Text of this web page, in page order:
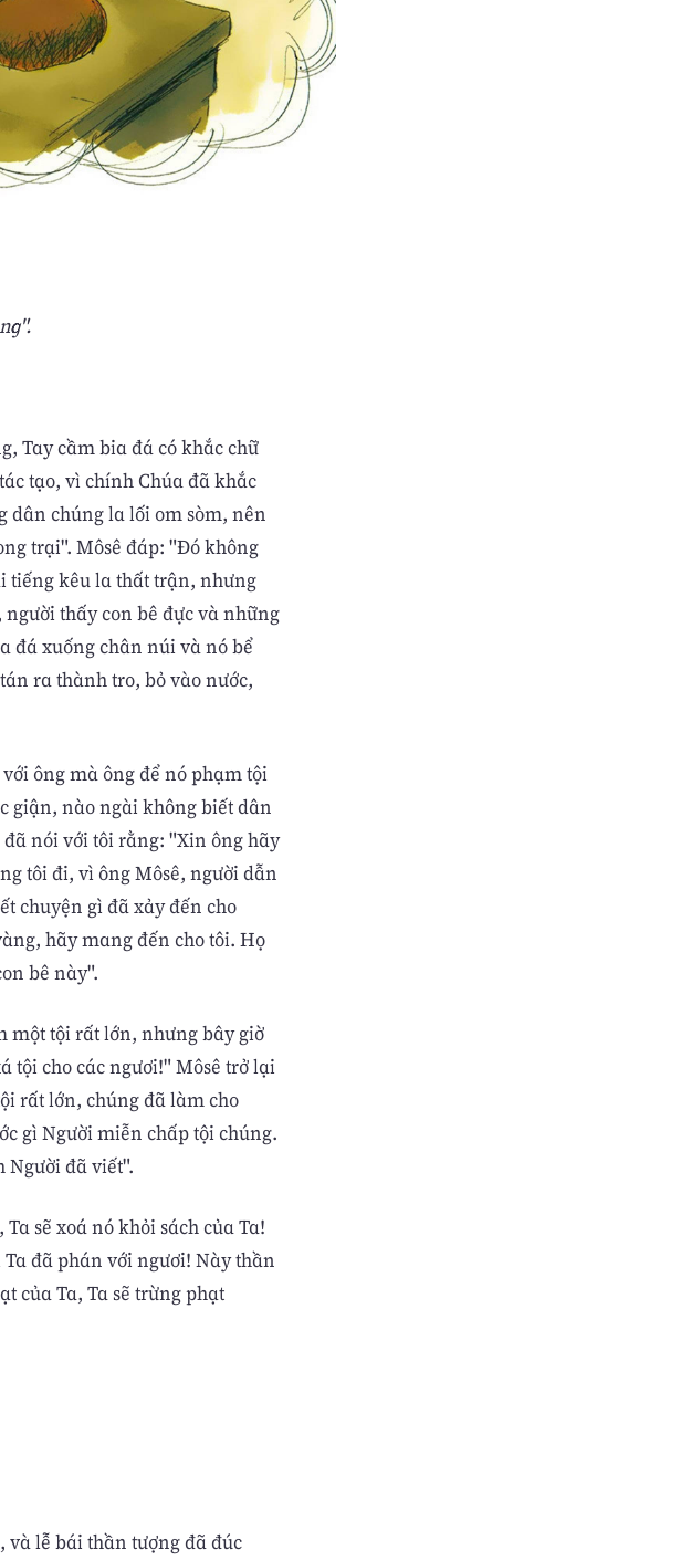
Tay cầm bia đá có khắc chữ
tạo, vì chính Chúa đã khắc
dân chúng la lối om sòm, nên
trại". Môsê đáp: "Ðó không
tiếng kêu la thất trận, nhưng
thấy con bê đực và những
đá xuống chân núi và nó bể
ra thành tro, bỏ vào nước,
ông mà ông để nó phạm tội
giận, nào ngài không biết dân
nói với tôi rằng: "Xin ông hãy
tôi đi, vì ông Môsê, người dẫn
chuyện gì đã xảy đến cho
hãy mang đến cho tôi. Họ
bê này".
một tội rất lớn, nhưng bây giờ
tội cho các ngươi!" Môsê trở lại
rất lớn, chúng đã làm cho
gì Người miễn chấp tội chúng.
Người đã viết".
sẽ xoá nó khỏi sách của Ta!
đã phán với ngươi! Này thần
của Ta, Ta sẽ trừng phạt
và lễ bái thần tượng đã đúc